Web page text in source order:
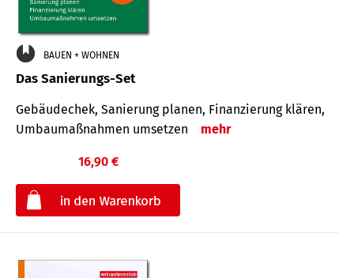
BAUEN + WOHNEN
Das Sanierungs-Set
Gebäudechek, Sanierung planen, Finanzierung klären,
Umbaumaßnahmen umsetzen
mehr
16,90 €